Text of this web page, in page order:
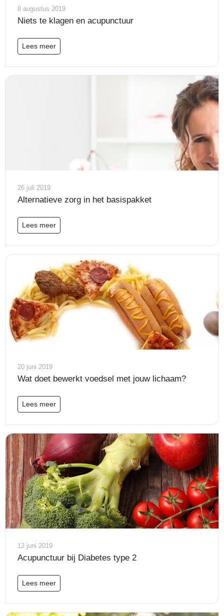
8 augustus 2019
Niets te klagen en acupunctuur
Lees meer
26 juli 2019
Alternatieve zorg in het basispakket
Lees meer
20 juni 2019
Wat doet bewerkt voedsel met jouw lichaam?
Lees meer
12 juni 2019
Acupunctuur bij Diabetes type 2
Lees meer